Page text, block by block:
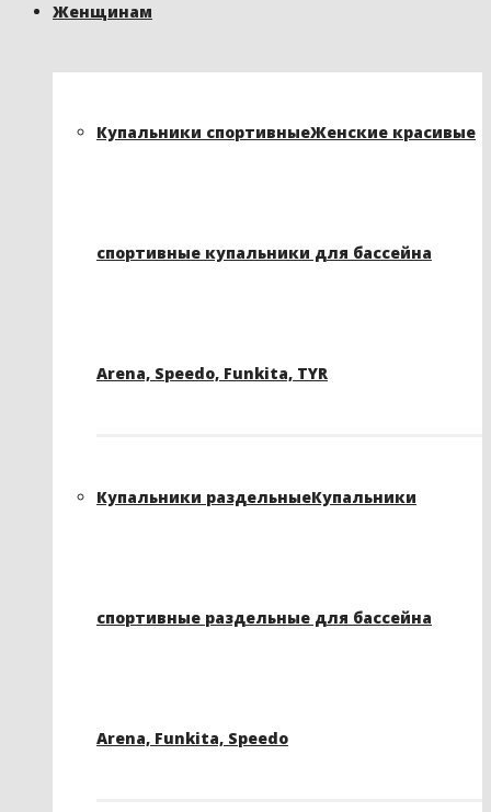
Женщинам
Купальники спортивныеЖенские красивые
спортивные купальники для бассейна
Arena, Speedo, Funkita, TYR
Купальники раздельныеКупальники
спортивные раздельные для бассейна
Arena, Funkita, Speedo